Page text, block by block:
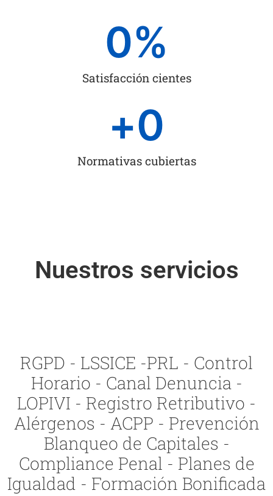
Satisfacción cientes
0%
Normativas cubiertas
+0
Nuestros servicios
RGPD - LSSICE -PRL - Control
Horario - Canal Denuncia -
LOPIVI - Registro Retributivo -
Alérgenos - ACPP - Prevención
Blanqueo de Capitales -
Compliance Penal - Planes de
Igualdad - Formación Bonificada